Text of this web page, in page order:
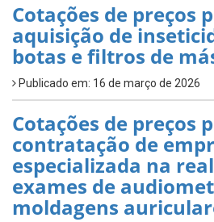
Cotações de preços
aquisição de
botas e filtros de
Publicado em: 16 de março de 2026
Cotações de preços
contratação de
especializada na
exames de
moldagens